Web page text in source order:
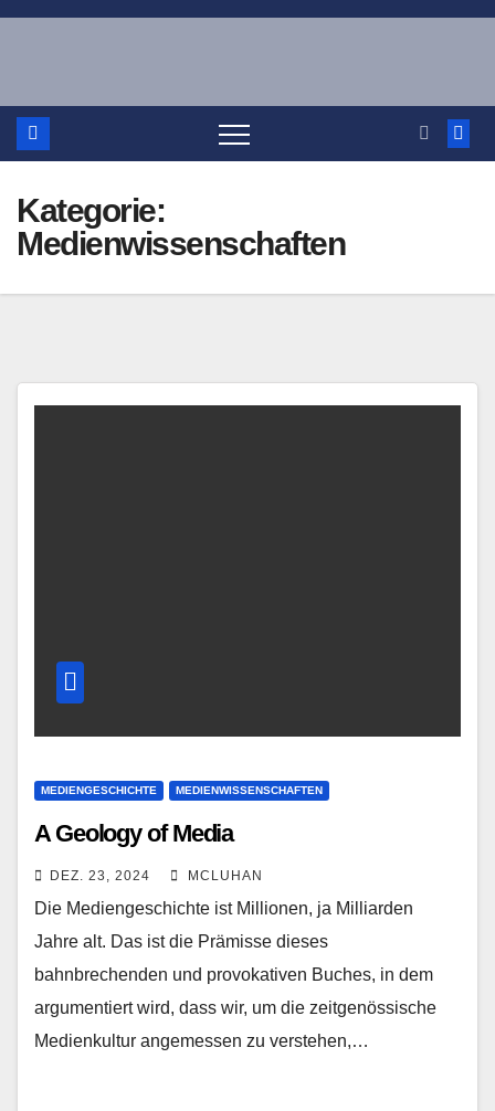
Zum
Kategorie:
Medienwissenschaften
MEDIENGESCHICHTE MEDIENWISSENSCHAFTEN
A Geology of Media
DEZ. 23, 2024 MCLUHAN
Die Mediengeschichte ist Millionen, ja Milliarden
Jahre alt. Das ist die Prämisse dieses
bahnbrechenden und provokativen Buches, in dem
argumentiert wird, dass wir, um die zeitgenössische
Medienkultur angemessen zu verstehen,…